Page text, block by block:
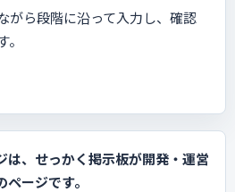
がら段階に沿って入力し、確認
は、せっかく掲示板が開発・運営
ージです。